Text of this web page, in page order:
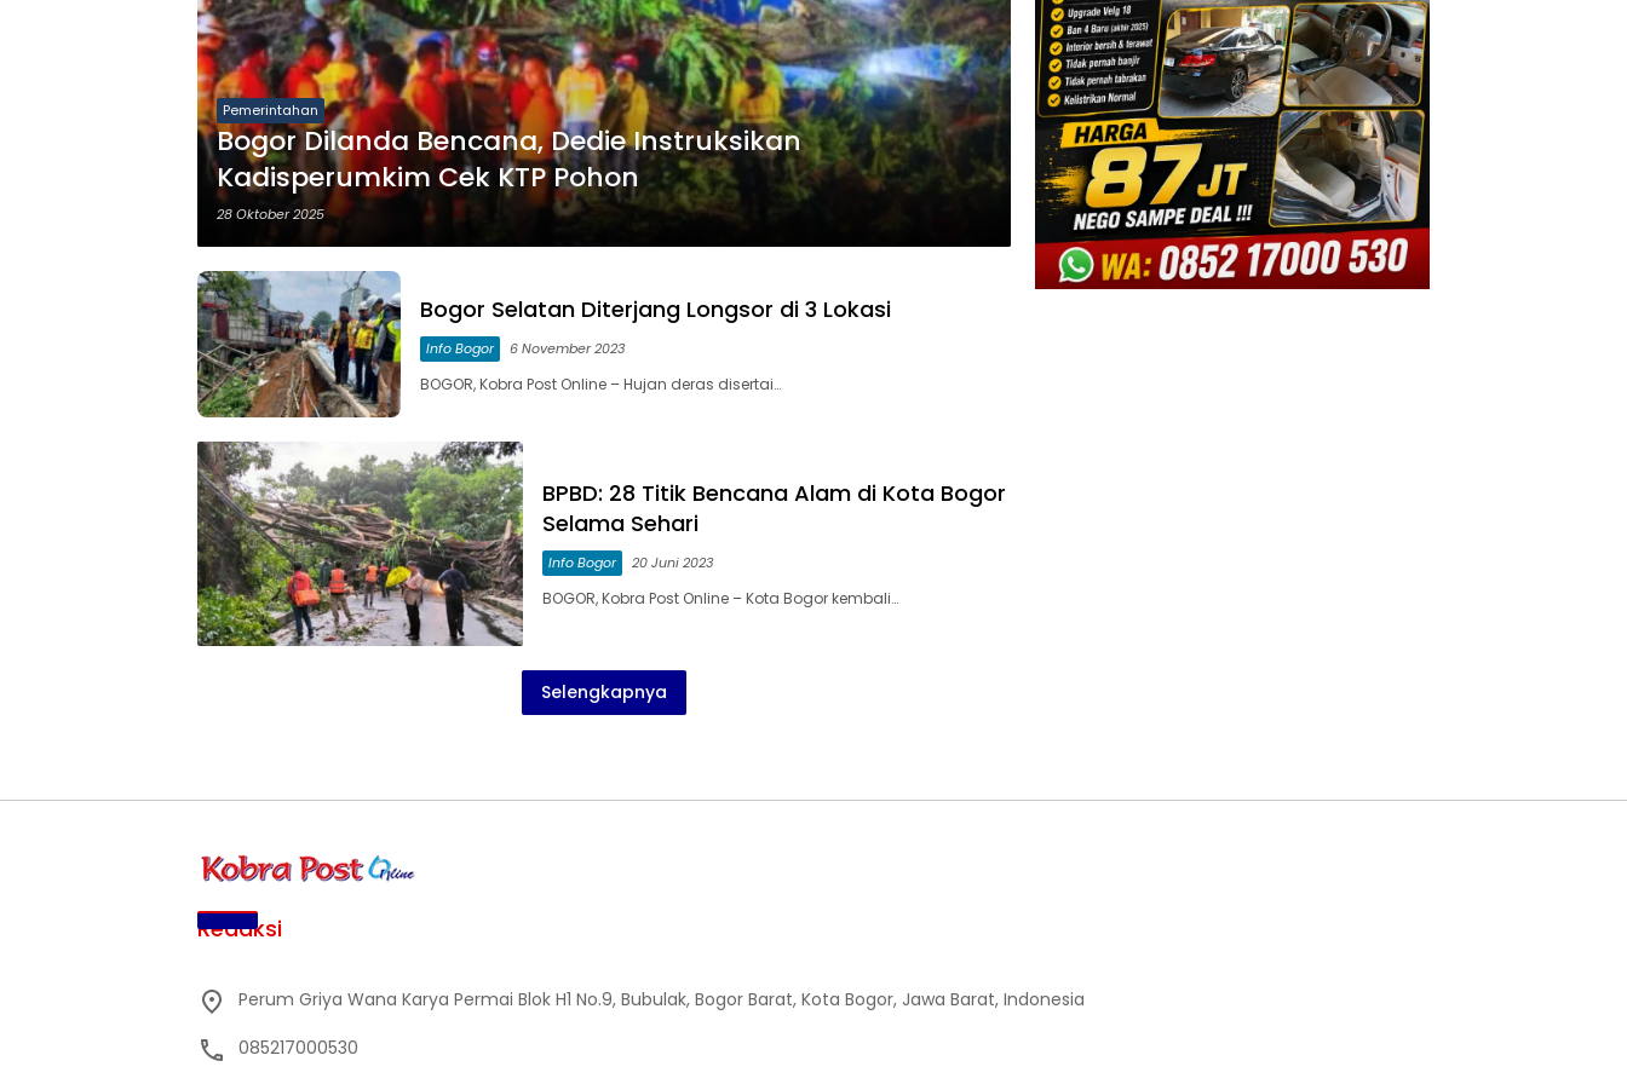
Pemerintahan
Bogor Dilanda Bencana, Dedie Instruksikan
Kadisperumkim Cek KTP Pohon
28 Oktober 2025
Bogor Selatan Diterjang Longsor di 3 Lokasi
Info Bogor 6 November 2023
BOGOR, Kobra Post Online – Hujan deras disertai…
BPBD: 28 Titik Bencana Alam di Kota Bogor
Selama Sehari
Info Bogor 20 Juni 2023
BOGOR, Kobra Post Online – Kota Bogor kembali…
Selengkapnya
Redaksi
Perum Griya Wana Karya Permai Blok H1 No.9, Bubulak, Bogor Barat, Kota Bogor, Jawa Barat, Indonesia
085217000530